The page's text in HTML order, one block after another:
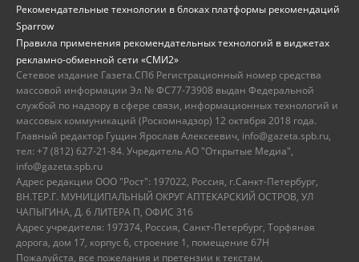
Рекомендательные технологии в блоках платформы рекомендаций
Sparrow
Правила применения рекомендательных технологий в виджетах
рекламно-обменной сети «СМИ2»
Сетевое издание Газета.СПб Регистрационный номер средства
массовой информации Эл № ФС77-73908 выдан Федеральной
службой по надзору в сфере связи, информационных технологий и
массовых коммуникаций (Роскомнадзор) 12 октября 2018 года.
Главный редактор Гущин Ярослав Алексеевич, info@gazeta.spb.ru,
тел: +7 (812) 627-21-84. Учредитель АО "Открытые Медиа",
info@gazeta.spb.ru
Адрес редакции ООО "Рост": 197022, Россия, г.Санкт-Петербург,
ВН.ТЕР.Г. МУНИЦИПАЛЬНЫЙ ОКРУГ АПТЕКАРСКИЙ ОСТРОВ, УЛ
ЧАПЫГИНА, Д. 6 ЛИТЕРА П, ОФИС 316
Адрес учредителя: 197374, Россия, Санкт-Петербург, Торфяная
дорога, дом 17, корпус 6, строение 1, помещение 67Н
Пожалуйста, все пожелания и претензии к текстам,